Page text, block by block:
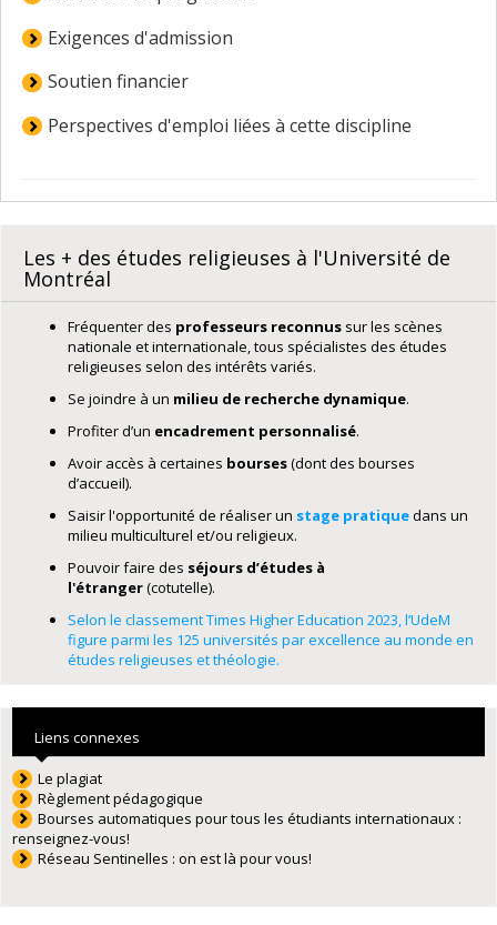
Exigences d'admission
Soutien financier
Perspectives d'emploi liées à cette discipline
Les + des études religieuses à l'Université de
Montréal
Fréquenter des professeurs reconnus sur les scènes
nationale et internationale, tous spécialistes des études
religieuses selon des intérêts variés.
Se joindre à un milieu de recherche dynamique.
Profiter d’un encadrement personnalisé.
Avoir accès à certaines bourses(dont des bourses
d’accueil).
Saisir l'opportunité de réaliser un stage pratiquedans un
milieu multiculturel et/ou religieux.
Pouvoir faire des séjours d’études à
l'étranger(cotutelle).
Selon le classement Times Higher Education 2023, l’UdeM
figure parmi les 125 universités par excellence au monde en
études religieuses et théologie.
Liens connexes
Le plagiat
Règlement pédagogique
Bourses automatiques pour tous les étudiants internationaux :
renseignez-vous!
Réseau Sentinelles : on est là pour vous!